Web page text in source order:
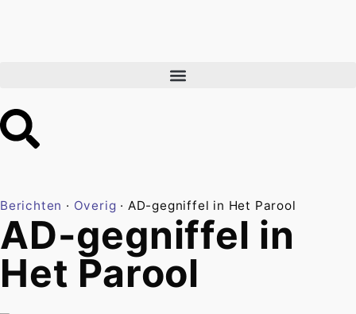
Berichten · Overig · AD-gegniffel in Het Parool
AD-gegniffel in
Het Parool